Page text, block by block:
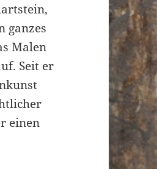
ganzes
Malen
Seit er
einen